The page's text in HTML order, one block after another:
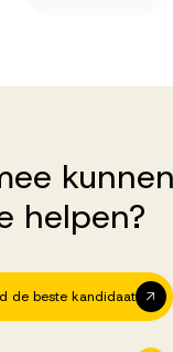
helpen?
de beste kandidaat